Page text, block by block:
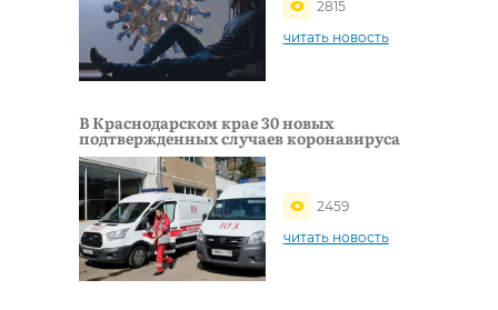
2815
читать новость
В Краснодарском крае 30 новых
подтвержденных случаев коронавируса
2459
читать новость